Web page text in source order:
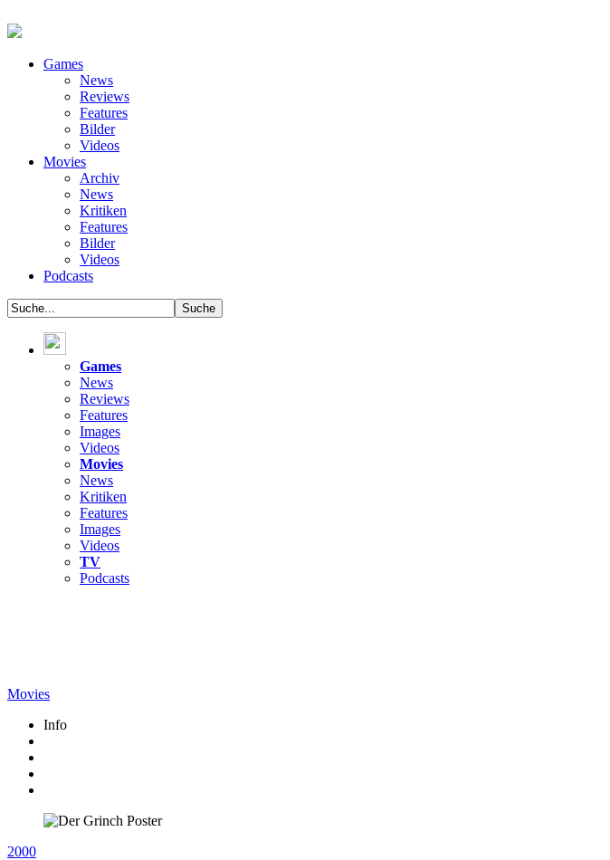
Games
News
Reviews
Features
Bilder
Videos
Movies
Archiv
News
Kritiken
Features
Bilder
Videos
Podcasts
Games
News
Reviews
Features
Images
Videos
Movies
News
Kritiken
Features
Images
Videos
TV
Podcasts
Movies
Info
2000